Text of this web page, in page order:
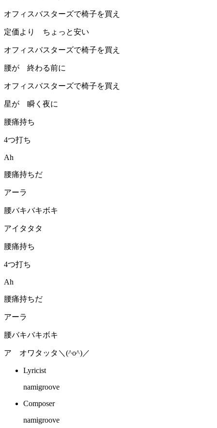
オフィスバスターズで椅子を買え
定価より ちょっと安い
オフィスバスターズで椅子を買え
腰が 終わる前に
オフィスバスターズで椅子を買え
星が 瞬く夜に
腰痛持ち
4つ打ち
Ah
腰痛持ちだ
アーラ
腰バキバキボキ
アイタタタ
腰痛持ち
4つ打ち
Ah
腰痛持ちだ
アーラ
腰バキバキボキ
ア オワタッタ＼(^o^)／
Lyricist
namigroove
Composer
namigroove